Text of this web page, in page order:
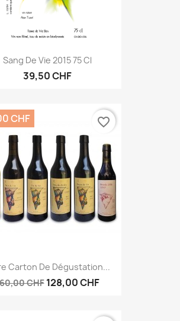
Sang De Vie 2015 75 Cl
39,50 CHF
Carton De Dégustation...
CHF 128,00 CHF
CHF favorite_border